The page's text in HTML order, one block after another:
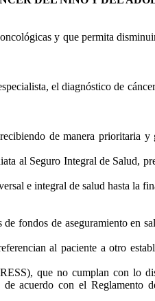
y que permita
el diagnóstico de
de manera prioritaria
al Seguro Integral de Salud,
e integral de salud hasta la
fondos de aseguramiento en
al paciente a otro
que no cumplan con lo
acuerdo con el Reglamento